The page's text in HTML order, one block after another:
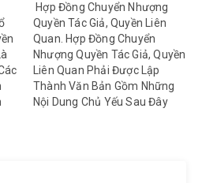
Hợp Đồng Chuyển Nhượng
Quyền Tác Giả, Quyền Liên
Quan. Hợp Đồng Chuyển
Nhượng Quyền Tác Giả, Quyền
Liên Quan Phải Được Lập
Thành Văn Bản Gồm Những
Nội Dung Chủ Yếu Sau Đây